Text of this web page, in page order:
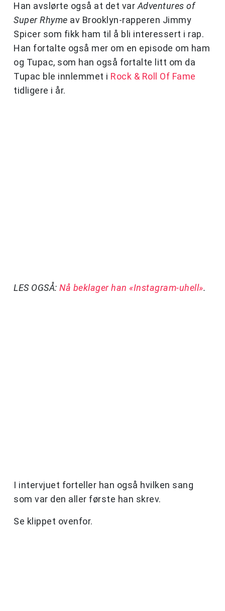
Han avslørte også at det var Adventures of
Super Rhyme av Brooklyn-rapperen Jimmy
Spicer som fikk ham til å bli interessert i rap.
Han fortalte også mer om en episode om ham
og Tupac, som han også fortalte litt om da
Tupac ble innlemmet i Rock & Roll Of Fame
tidligere i år.
LES OGSÅ: Nå beklager han «Instagram-uhell».
I intervjuet forteller han også hvilken sang
som var den aller første han skrev.
Se klippet ovenfor.